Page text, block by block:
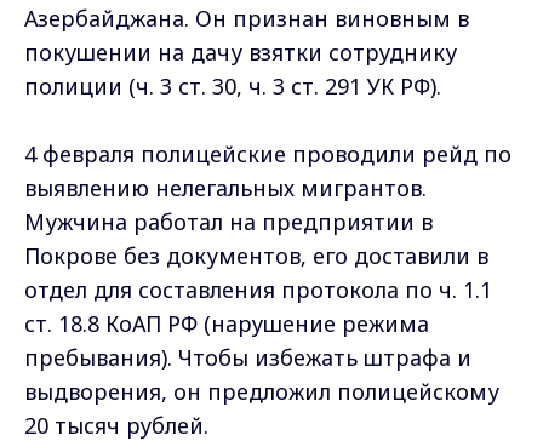
Азербайджана. Он признан виновным в
покушении на дачу взятки сотруднику
полиции (ч. 3 ст. 30, ч. 3 ст. 291 УК РФ).
4 февраля полицейские проводили рейд по
выявлению нелегальных мигрантов.
Мужчина работал на предприятии в
Покрове без документов, его доставили в
отдел для составления протокола по ч. 1.1
ст. 18.8 КоАП РФ (нарушение режима
пребывания). Чтобы избежать штрафа и
выдворения, он предложил полицейскому
20 тысяч рублей.